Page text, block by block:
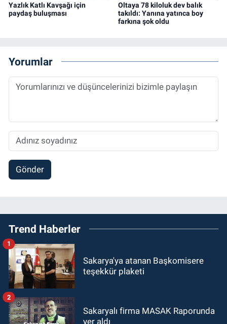
Yazlık Katlı Kavşağı için
paydaş buluşması
Oltaya 78 kiloluk dev balık
takıldı: Yanına yatınca boy
farkına şok oldu
Yorumlar
Gönder
Trend Haberler
Sakarya'ya atanan Başkomisere
teşekkür plaketi
1
Sakaryalı firma MASAK Raporunda
yer aldı
2